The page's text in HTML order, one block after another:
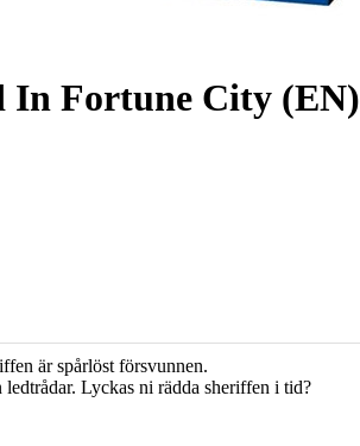
In Fortune City (EN)
är spårlöst försvunnen.
Lyckas ni rädda sheriffen i tid?